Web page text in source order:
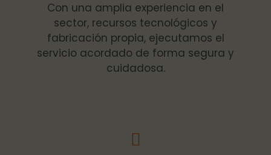
Con una amplia experiencia en el
sector, recursos tecnológicos y
fabricación propia, ejecutamos el
servicio acordado de forma segura y
cuidadosa.